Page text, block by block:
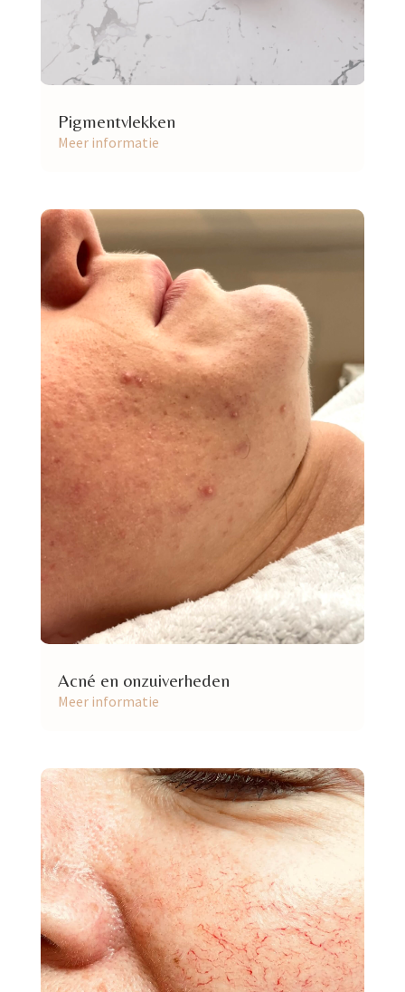
Pigmentvlekken
Meer informatie
Acné en onzuiverheden
Meer informatie